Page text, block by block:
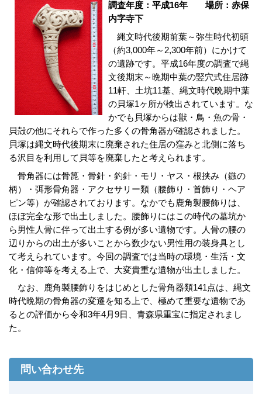
調査年度：平成16年 場所：赤保
内字寺下
縄文時代後期前葉～弥生時代初頭
（約3,000年～2,300年前）にかけて
の遺跡です。平成16年度の調査で縄
文後期末～晩期中葉の竪穴式住居跡
11軒、土坑11基、縄文時代晩期中葉
の貝塚1ヶ所が検出されています。な
かでも貝塚からは獣・鳥・魚の骨・
貝殻の他にそれらで作った多くの骨角器が確認されました。
貝塚は縄文時代後期末に廃棄された住居の窪みと北側に落ち
る沢目を利用して貝等を廃棄したと考えられます。
骨角器には骨箆・骨針・釣針・モリ・ヤス・根挟み（鏃の
柄）・弭形骨角器・アクセサリー類（腰飾り・首飾り・ヘア
ピン等）が確認されております。なかでも鹿角製腰飾りは、
ほぼ完全な形で出土しました。腰飾りにはこの時代の墓坑か
ら男性人骨に伴って出土する例が多い遺物です。人骨の腰の
辺りからの出土が多いことから数少ない男性用の装身具とし
て考えられています。今回の調査では当時の環境・生活・文
化・信仰等を考える上で、大変貴重な遺物が出土しました。
なお、鹿角製腰飾りをはじめとした骨角器類141点は、縄文
時代晩期の骨角器の変遷を知る上で、極めて重要な遺物であ
るとの評価から令和3年4月9日、青森県重宝に指定されまし
た。
問い合わせ先